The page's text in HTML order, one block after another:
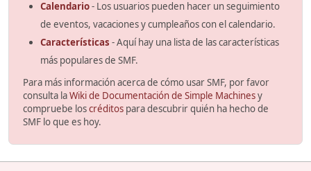
Calendario- Los usuarios pueden hacer un seguimiento
de eventos, vacaciones y cumpleaños con el calendario.
Características - Aquí hay una lista de las características
más populares de SMF.
Para más información acerca de cómo usar SMF, por favor
consulta laWiki de Documentación de Simple Machinesy
compruebe loscréditos para descubrir quién ha hecho de
SMF lo que es hoy.